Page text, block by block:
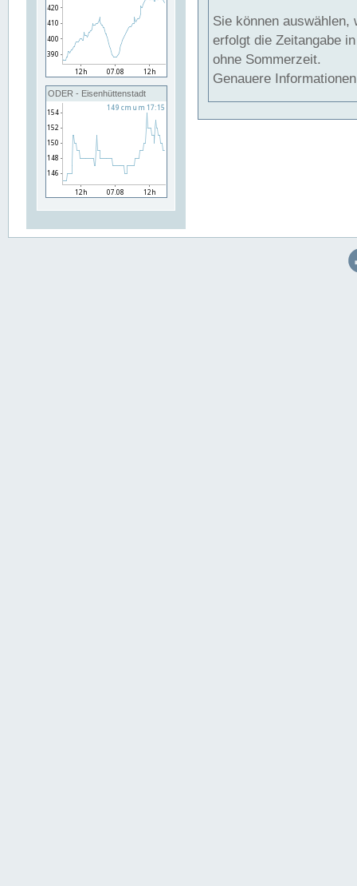
ODER - Eisenhüttenstadt
Sie können auswählen,
erfolgt die Zeitangabe
ohne Sommerzeit.
Genauere